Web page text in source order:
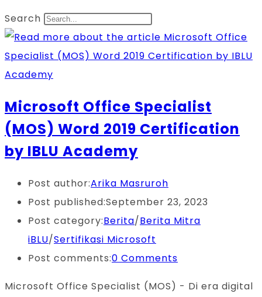
Search
Microsoft Office Specialist
(MOS) Word 2019 Certification
by IBLU Academy
Post author:Arika Masruroh
Post published:September 23, 2023
Post category:Berita/Berita Mitra
iBLU/Sertifikasi Microsoft
Post comments:0 Comments
Microsoft Office Specialist (MOS) - Di era digital